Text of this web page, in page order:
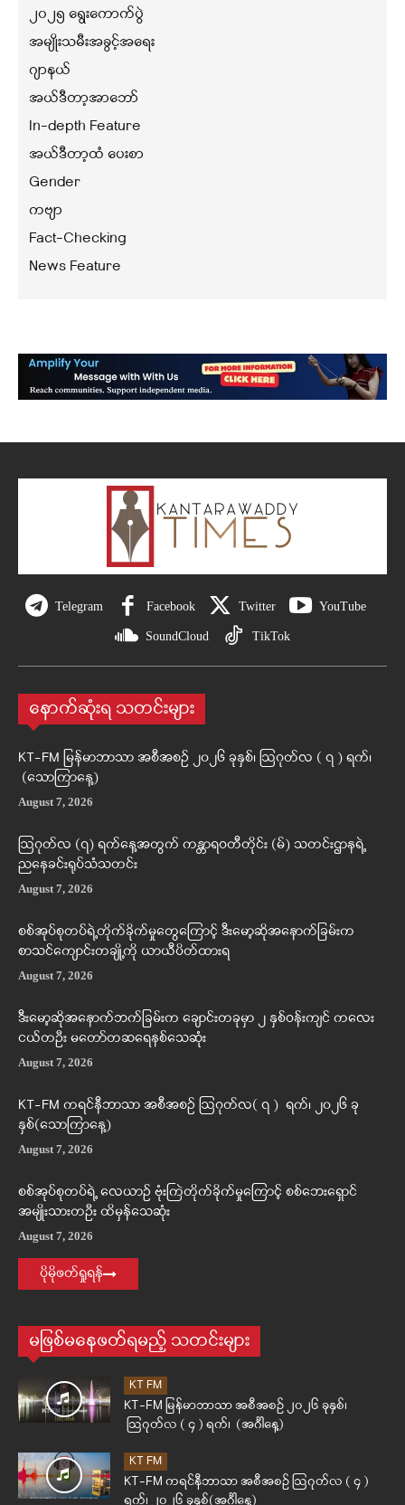
၂၀၂၅ ရွေးကောက်ပွဲ
အမျိုးသမီးအခွင့်အရေး
ဂျာနယ်
အယ်ဒီတာ့အာဘော်
In-depth Feature
အယ်ဒီတာ့ထံ ပေးစာ
Gender
ကဗျာ
Fact-Checking
News Feature
Telegram Facebook Twitter YouTube
SoundCloud TikTok
နောက်ဆုံးရ သတင်းများ
KT-FM မြန်မာဘာသာ အစီအစဉ် ၂၀၂၆ ခုနှစ်၊ ဩဂုတ်လ ( ၇ ) ရက်၊
(သောကြာနေ့)
August 7, 2026
ဩဂုတ်လ (၇) ရက်နေ့အတွက် ကန္တာရဝတီတိုင်း (မ်) သတင်းဌာနရဲ့
ညနေခင်းရုပ်သံသတင်း
August 7, 2026
စစ်အုပ်စုတပ်ရဲ့တိုက်ခိုက်မှုတွေကြောင့် ဒီးမော့ဆိုအနောက်ခြမ်းက
စာသင်ကျောင်းတချို့ကို ယာယီပိတ်ထားရ
August 7, 2026
ဒီးမော့ဆိုအနောက်ဘက်ခြမ်းက ချောင်းတခုမှာ ၂ နှစ်ဝန်းကျင် ကလေး
ငယ်တဦး မတော်တဆရေနစ်သေဆုံး
August 7, 2026
KT-FM ကရင်နီဘာသာ အစီအစဉ် ဩဂုတ်လ( ၇ ) ရက်၊ ၂၀၂၆ ခု
နှစ်(သောကြာနေ့)
August 7, 2026
စစ်အုပ်စုတပ်ရဲ့ လေယာဉ် ဗုံးကြဲတိုက်ခိုက်မှုကြောင့် စစ်ဘေးရှောင်
အမျိုးသားတဦး ထိမှန်သေဆုံး
August 7, 2026
ပိုမိုဖတ်ရှုရန်
မဖြစ်မနေဖတ်ရမည့် သတင်းများ
KT FM
KT-FM မြန်မာဘာသာ အစီအစဉ် ၂၀၂၆ ခုနှစ်၊
ဩဂုတ်လ ( ၄ ) ရက်၊ (အင်္ဂါနေ့)
KT FM
KT-FM ကရင်နီဘာသာ အစီအစဉ် ဩဂုတ်လ ( ၄ )
ရက်၊ ၂၀၂၆ ခုနှစ်(အင်္ဂါနေ့)